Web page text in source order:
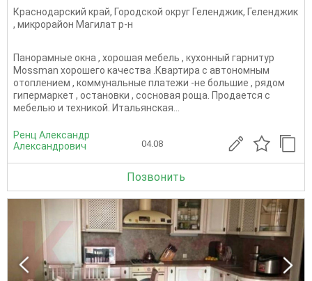
Краснодарский край, Городской округ Геленджик, Геленджик
, микрорайон Магилат р-н
Панорамные окна , хорошая мебель , кухонный гарнитур
Моssmаn хорошего качества .Квартира с автономным
отоплением , коммунальные платежи -не большие , рядом
гипермаркет , остановки , сосновая роща. Продается с
мебелью и техникой. Итальянская...
Ренц Александр
Александрович
04.08
Позвонить